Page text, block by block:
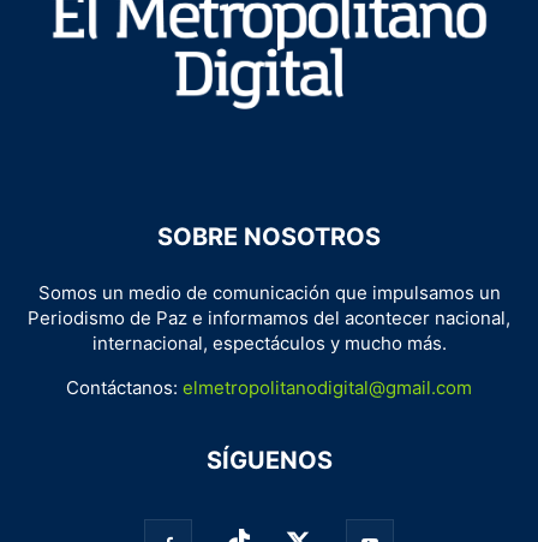
SOBRE NOSOTROS
Somos un medio de comunicación que impulsamos un
Periodismo de Paz e informamos del acontecer nacional,
internacional, espectáculos y mucho más.
Contáctanos: elmetropolitanodigital@gmail.com
SÍGUENOS